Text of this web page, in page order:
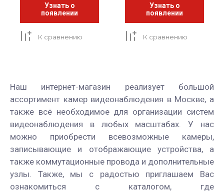
Узнать о
появлении
К сравнению
Узнать о
появлении
К сравнению
Наш интернет-магазин реализует большой
ассортимент камер видеонаблюдения в Москве, а
также всё необходимое для организации систем
видеонаблюдения в любых масштабах. У нас
можно приобрести всевозможные камеры,
записывающие и отображающие устройства, а
также коммутационные провода и дополнительные
узлы. Также, мы с радостью приглашаем Вас
ознакомиться с каталогом, где